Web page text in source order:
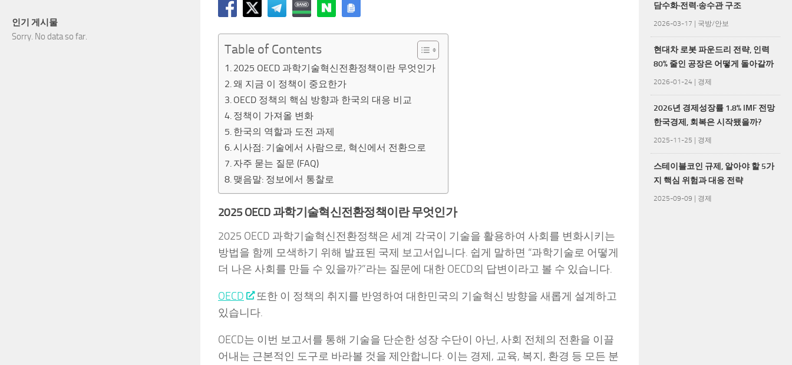
Table of Contents
2025 OECD 과학기술혁신전환정책이란 무엇인가
왜 지금 이 정책이 중요한가
OECD 정책의 핵심 방향과 한국의 대응 비교
정책이 가져올 변화
한국의 역할과 도전 과제
시사점: 기술에서 사람으로, 혁신에서 전환으로
자주 묻는 질문 (FAQ)
맺음말: 정보에서 통찰로
2025 OECD 과학기술혁신전환정책이란 무엇인가
2025 OECD 과학기술혁신전환정책은 세계 각국이 기술을 활용하여 사회를 변화시키는
방법을 함께 모색하기 위해 발표된 국제 보고서입니다. 쉽게 말하면 “과학기술로 어떻게
더 나은 사회를 만들 수 있을까?”라는 질문에 대한 OECD의 답변이라고 볼 수 있습니다.
OECD
또한 이 정책의 취지를 반영하여 대한민국의 기술혁신 방향을 새롭게 설계하고
있습니다.
OECD는 이번 보고서를 통해 기술을 단순한 성장 수단이 아닌, 사회 전체의 전환을 이끌
어내는 근본적인 도구로 바라볼 것을 제안합니다. 이는 경제, 교육, 복지, 환경 등 모든 분
인기 게시물
Sorry. No data so far.
담수화·전력·송수관 구조
2026-03-17 | 국방/안보
현대차 로봇 파운드리 전략, 인력
80% 줄인 공장은 어떻게 돌아갈까
2026-01-24 | 경제
2026년 경제성장률 1.8% IMF 전망
한국경제, 회복은 시작됐을까?
2025-11-25 | 경제
스테이블코인 규제, 알아야 할 5가
지 핵심 위험과 대응 전략
2025-09-09 | 경제